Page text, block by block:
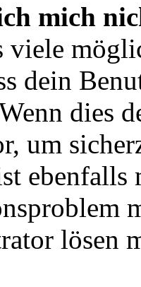
mich
viele
dein
dies
um
ebenfalls
lösen